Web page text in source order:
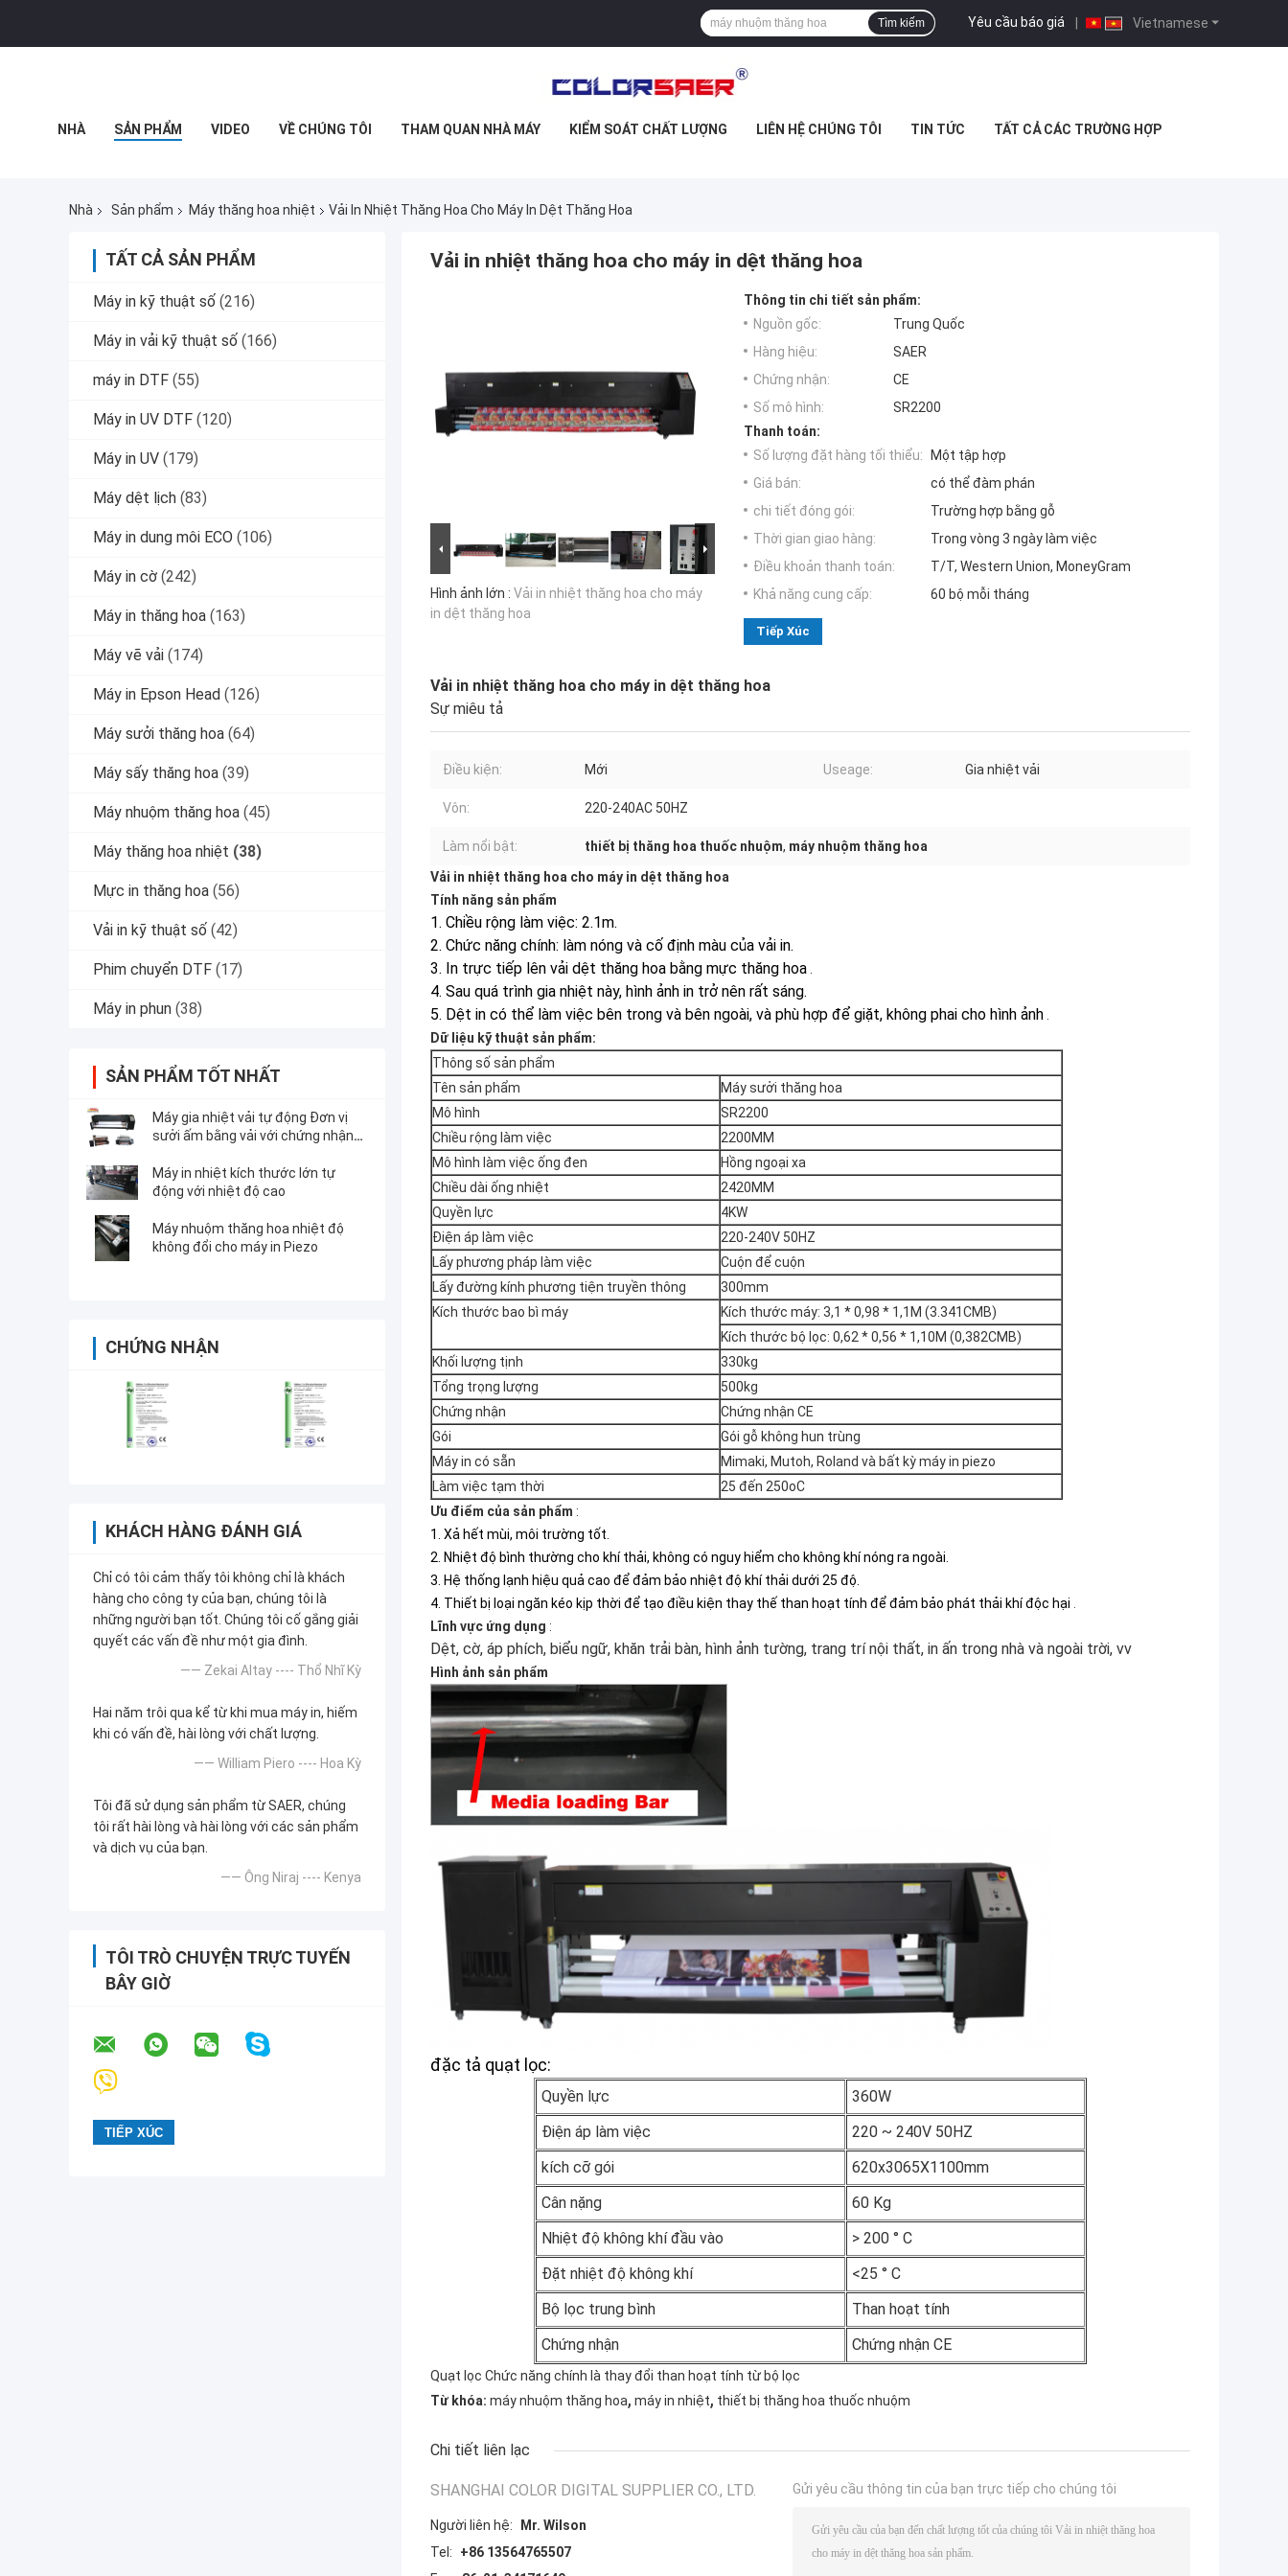
Vietnamese
Yêu cầu báo giá |
Tìm kiếm
NHÀ SẢN PHẨM VIDEO VỀ CHÚNG TÔI THAM QUAN NHÀ MÁY KIỂM SOÁT CHẤT LƯỢNG LIÊN HỆ CHÚNG TÔI TIN TỨC TẤT CẢ CÁC TRƯỜNG HỢP
Nhà Sản phẩm Máy thăng hoa nhiệt Vải In Nhiệt Thăng Hoa Cho Máy In Dệt Thăng Hoa
TẤT CẢ SẢN PHẨM
Máy in kỹ thuật số (216)
Máy in vải kỹ thuật số (166)
máy in DTF (55)
Máy in UV DTF (120)
Máy in UV (179)
Máy dệt lịch (83)
Máy in dung môi ECO (106)
Máy in cờ (242)
Máy in thăng hoa (163)
Máy vẽ vải (174)
Máy in Epson Head (126)
Máy sưởi thăng hoa (64)
Máy sấy thăng hoa (39)
Máy nhuộm thăng hoa (45)
Máy thăng hoa nhiệt (38)
Mực in thăng hoa (56)
Vải in kỹ thuật số (42)
Phim chuyển DTF (17)
Máy in phun (38)
SẢN PHẨM TỐT NHẤT
Máy gia nhiệt vải tự động Đơn vị
sưởi ấm bằng vải với chứng nhận
Máy in nhiệt kích thước lớn tự
động với nhiệt độ cao
Máy nhuộm thăng hoa nhiệt độ
không đổi cho máy in Piezo
CHỨNG NHẬN
KHÁCH HÀNG ĐÁNH GIÁ
Chỉ có tôi cảm thấy tôi không chỉ là khách
hàng cho công ty của bạn, chúng tôi là
những người bạn tốt. Chúng tôi cố gắng giải
quyết các vấn đề như một gia đình.
—— Zekai Altay ---- Thổ Nhĩ Kỳ
Hai năm trôi qua kể từ khi mua máy in, hiếm
khi có vấn đề, hài lòng với chất lượng.
—— William Piero ---- Hoa Kỳ
Tôi đã sử dụng sản phẩm từ SAER, chúng
tôi rất hài lòng và hài lòng với các sản phẩm
và dịch vụ của bạn.
—— Ông Niraj ---- Kenya
TÔI TRÒ CHUYỆN TRỰC TUYẾN
BÂY GIỜ
Vải in nhiệt thăng hoa cho máy in dệt thăng hoa
Hình ảnh lớn : Vải in nhiệt thăng hoa cho máy
in dệt thăng hoa
Thông tin chi tiết sản phẩm:
Nguồn gốc:
Trung Quốc
Hàng hiệu:
SAER
Chứng nhận:
CE
Số mô hình:
SR2200
Thanh toán:
Số lượng đặt hàng tối thiểu:
Một tập hợp
Giá bán:
có thể đàm phán
chi tiết đóng gói:
Trường hợp bằng gỗ
Thời gian giao hàng:
Trong vòng 3 ngày làm việc
Điều khoản thanh toán:
T/T, Western Union, MoneyGram
Khả năng cung cấp:
60 bộ mỗi tháng
Tiếp Xúc
Vải in nhiệt thăng hoa cho máy in dệt thăng hoa
Sự miêu tả
Điều kiện: Mới Useage: Gia nhiệt vải
Vôn: 220-240AC 50HZ
Làm nổi bật: thiết bị thăng hoa thuốc nhuộm, máy nhuộm thăng hoa
Vải in nhiệt thăng hoa cho máy in dệt thăng hoa
Tính năng sản phẩm
1. Chiều rộng làm việc: 2.1m.
2. Chức năng chính: làm nóng và cố định màu của vải in.
3. In trực tiếp lên vải dệt thăng hoa bằng mực thăng hoa .
4. Sau quá trình gia nhiệt này, hình ảnh in trở nên rất sáng.
5. Dệt in có thể làm việc bên trong và bên ngoài, và phù hợp để giặt, không phai cho hình ảnh .
Dữ liệu kỹ thuật sản phẩm:
Thông số sản phẩm
Tên sản phẩm
Máy sưởi thăng hoa
Mô hình
SR2200
Chiều rộng làm việc
2200MM
Mô hình làm việc ống đen
Hồng ngoại xa
Chiều dài ống nhiệt
2420MM
Quyền lực
4KW
Điện áp làm việc
220-240V 50HZ
Lấy phương pháp làm việc
Cuộn để cuộn
Lấy đường kính phương tiện truyền thông
300mm
Kích thước bao bì máy
Kích thước máy: 3,1 * 0,98 * 1,1M (3.341CMB)
Kích thước bộ lọc: 0,62 * 0,56 * 1,10M (0,382CMB)
Khối lượng tịnh
330kg
Tổng trọng lượng
500kg
Chứng nhận
Chứng nhận CE
Gói
Gói gỗ không hun trùng
Máy in có sẵn
Mimaki, Mutoh, Roland và bất kỳ máy in piezo
Làm việc tạm thời
25 đến 250oC
Ưu điểm của sản phẩm :
1. Xả hết mùi, môi trường tốt.
2. Nhiệt độ bình thường cho khí thải, không có nguy hiểm cho không khí nóng ra ngoài.
3. Hệ thống lạnh hiệu quả cao để đảm bảo nhiệt độ khí thải dưới 25 độ.
4. Thiết bị loại ngăn kéo kịp thời để tạo điều kiện thay thế than hoạt tính để đảm bảo phát thải khí độc hại .
Lĩnh vực ứng dụng :
Dệt, cờ, áp phích, biểu ngữ, khăn trải bàn, hình ảnh tường, trang trí nội thất, in ấn trong nhà và ngoài trời, vv
Hình ảnh sản phẩm
đặc tả quạt lọc:
Quyền lực
360W
Điện áp làm việc
220 ~ 240V 50HZ
kích cỡ gói
620x3065X1100mm
Cân nặng
60 Kg
Nhiệt độ không khí đầu vào
> 200 ° C
Đặt nhiệt độ không khí
<25 ° C
Bộ lọc trung bình
Than hoạt tính
Chứng nhận
Chứng nhận CE
Quạt lọc Chức năng chính là thay đổi than hoạt tính từ bộ lọc
Từ khóa: máy nhuộm thăng hoa, máy in nhiệt, thiết bị thăng hoa thuốc nhuộm
Chi tiết liên lạc
SHANGHAI COLOR DIGITAL SUPPLIER CO., LTD.
Người liên hệ:
Mr. Wilson
Tel:
+86 13564765507
Gửi yêu cầu thông tin của bạn trực tiếp cho chúng tôi